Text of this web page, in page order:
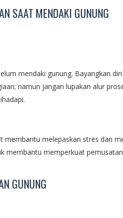
SAAT MENDAKI GUNUNG
mendaki gunung. Bayangkan
namun jangan lupakan alur
melepaskan stres dan
membantu memperkuat
GUNUNG